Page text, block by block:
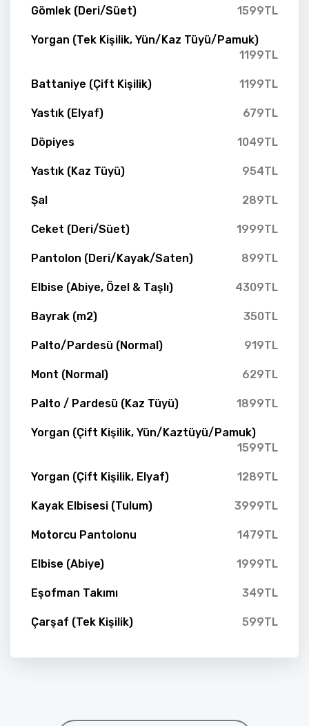
Gömlek (Deri/Süet) 1599TL
Yorgan (Tek Kişilik, Yün/Kaz Tüyü/Pamuk)
1199TL
Battaniye (Çift Kişilik) 1199TL
Yastık (Elyaf) 679TL
Döpiyes 1049TL
Yastık (Kaz Tüyü) 954TL
Şal 289TL
Ceket (Deri/Süet) 1999TL
Pantolon (Deri/Kayak/Saten) 899TL
Elbise (Abiye, Özel & Taşlı) 4309TL
Bayrak (m2) 350TL
Palto/Pardesü (Normal) 919TL
Mont (Normal) 629TL
Palto / Pardesü (Kaz Tüyü) 1899TL
Yorgan (Çift Kişilik, Yün/Kaztüyü/Pamuk)
1599TL
Yorgan (Çift Kişilik, Elyaf) 1289TL
Kayak Elbisesi (Tulum) 3999TL
Motorcu Pantolonu 1479TL
Elbise (Abiye) 1999TL
Eşofman Takımı 349TL
Çarşaf (Tek Kişilik) 599TL